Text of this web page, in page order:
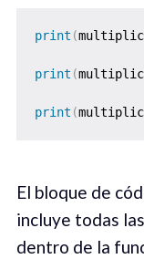
print (
print (
print (
El bloque de
incluye todas
dentro de la